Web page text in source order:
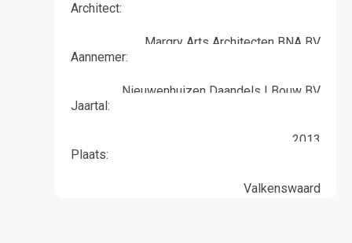
Architect:
Margry Arts Architecten BNA BV
Aannemer:
Nieuwenhuizen Daandels I Bouw BV
Jaartal:
2013
Plaats:
Valkenswaard